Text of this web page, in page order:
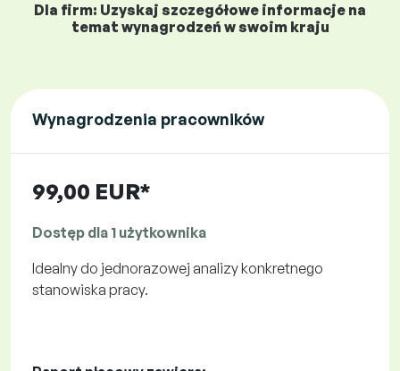
Dla firm: Uzyskaj szczegółowe informacje na
temat wynagrodzeń w swoim kraju
Wynagrodzenia pracowników
99,00 EUR*
Dostęp dla 1 użytkownika
Idealny do jednorazowej analizy konkretnego
stanowiska pracy.